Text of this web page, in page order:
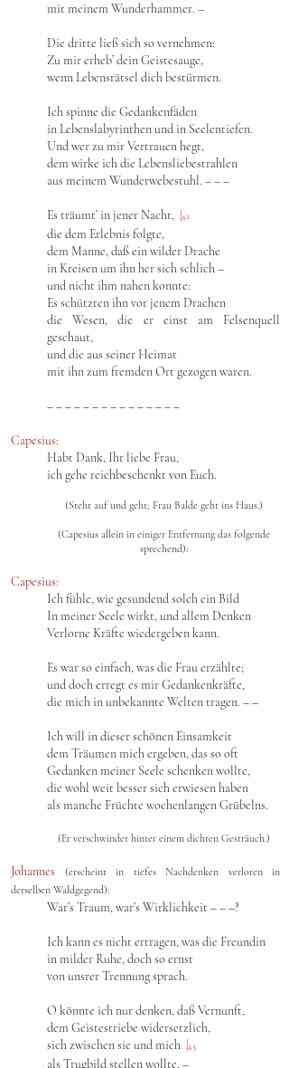
mit meinem Wunderhammer. –
Die dritte ließ sich so vernehmen:
Zu mir erheb’ dein Geistesauge,
wenn Lebensrätsel dich bestürmen.
Ich spinne die Gedankenfäden
in Lebenslabyrinthen und in Seelentiefen.
Und wer zu mir Vertrauen hegt,
dem wirke ich die Lebensliebestrahlen
aus meinem Wunderwebestuhl. – – –
Es träumt’ in jener Nacht, 42
die dem Erlebnis folgte,
dem Manne, daß ein wilder Drache
in Kreisen um ihn her sich schlich –
und nicht ihm nahen konnte:
Es schützten ihn vor jenem Drachen
die Wesen, die er einst am Felsenquell
geschaut,
und die aus seiner Heimat
mit ihn zum fremden Ort gezogen waren.
‒ ‒ ‒ ‒ ‒ ‒ ‒ ‒ ‒ ‒ ‒ ‒ ‒ ‒ ‒
Capesius:
Habt Dank, Ihr liebe Frau,
ich gehe reichbeschenkt von Euch.
(Steht auf und geht; Frau Balde geht ins Haus.)
(Capesius allein in einiger Entfernung das folgende
sprechend):
Capesius:
Ich fühle, wie gesundend solch ein Bild
In meiner Seele wirkt, und allem Denken
Verlorne Kräfte wiedergeben kann.
Es war so einfach, was die Frau erzählte;
und doch erregt es mir Gedankenkräfte,
die mich in unbekannte Welten tragen. – –
Ich will in dieser schönen Einsamkeit
dem Träumen mich ergeben, das so oft
Gedanken meiner Seele schenken wollte,
die wohl weit besser sich erwiesen haben
als manche Früchte wochenlangen Grübelns.
(Er verschwindet hinter einem dichten Gesträuch.)
Johannes
(erscheint in tiefes Nachdenken verloren in
derselben Waldgegend):
War’s Traum, war’s Wirklichkeit – – –?
Ich kann es nicht ertragen, was die Freundin
in milder Ruhe, doch so ernst
von unsrer Trennung sprach.
O könnte ich nur denken, daß Vernunft,
dem Geistestriebe widersetzlich,
sich zwischen sie und mich
43
als Trugbild stellen wollte. –